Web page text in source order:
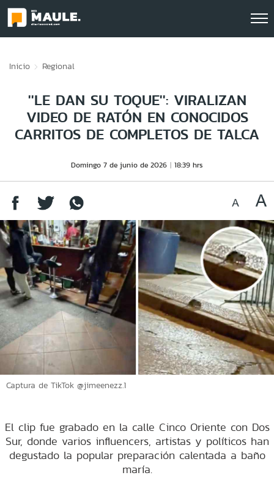
Inicio Regional
''LE DAN SU TOQUE'': VIRALIZAN
VIDEO DE RATÓN EN CONOCIDOS
CARRITOS DE COMPLETOS DE TALCA
Domingo 7 de junio de 2026 18:39 hrs
Captura de TikTok @jimeenezz.1
El clip fue grabado en la calle Cinco Oriente con Dos
Sur, donde varios influencers, artistas y políticos han
degustado la popular preparación calentada a baño
maría.